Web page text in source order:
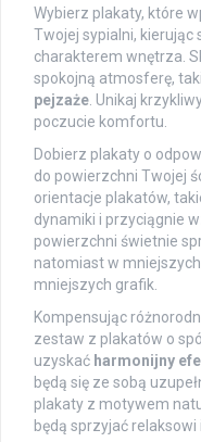
Wybierz plakaty, które
Twojej sypialni,
charakterem wnętrza.
spokojną atmosferę,
pejzaże . Unikaj
poczucie komfortu.
Dobierz plakaty o
do powierzchni Twojej
orientacje plakatów,
dynamiki i przyciągnie
powierzchni świetnie
natomiast w
mniejszych grafik.
Kompensując
zestaw z plakatów o
uzyskać harmonijny
będą się ze sobą
plakaty z motywem
będą sprzyjać